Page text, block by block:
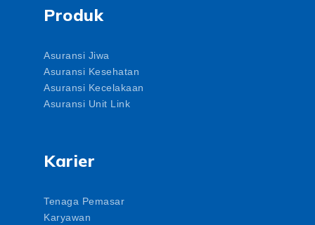
Produk
Asuransi Jiwa
Asuransi Kesehatan
Asuransi Kecelakaan
Asuransi Unit Link
Karier
Tenaga Pemasar
Karyawan